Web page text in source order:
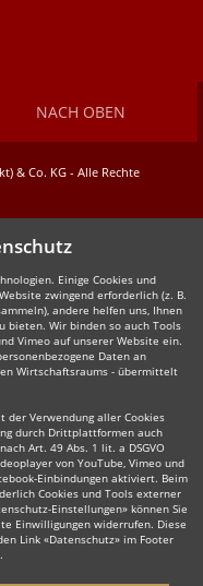
NACH OBEN
& Co. KG - Alle Rechte
Einige Cookies und
zwingend erforderlich (z. B.
andere helfen uns, Ihnen
bieten. Wir binden so auch Tools
Vimeo auf unserer Website ein.
Daten an
Wirtschaftsraums - übermittelt
der Verwendung aller Cookies
durch Drittplattformen auch
Art. 49 Abs. 1 lit. a DSGVO
von YouTube, Vimeo und
Einbindungen aktiviert. Beim
Cookies und Tools externer
Einstellungen» können Sie
Einwilligungen widerrufen. Diese
Link «Datenschutz» im Footer